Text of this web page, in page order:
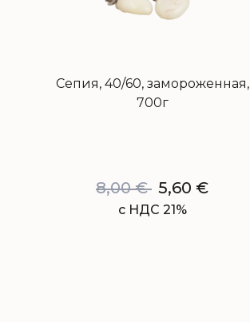
Сепия, 40/60, замороженная,
700г
8,00€ 5,60 €
с НДС 21%